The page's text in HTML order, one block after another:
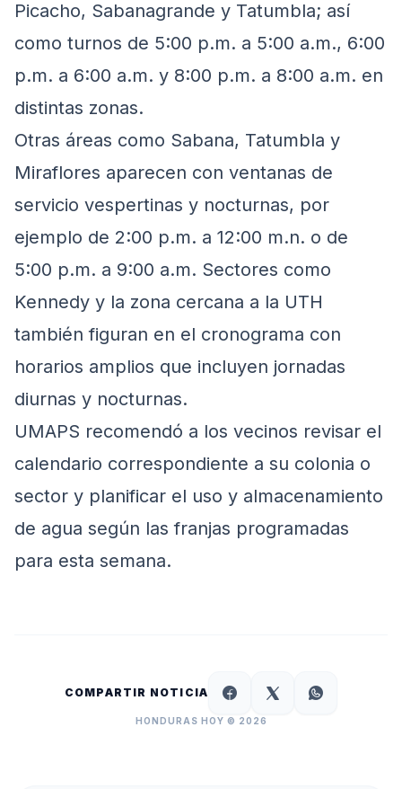
Picacho, Sabanagrande y Tatumbla; así
como turnos de 5:00 p.m. a 5:00 a.m., 6:00
p.m. a 6:00 a.m. y 8:00 p.m. a 8:00 a.m. en
distintas zonas.
Otras áreas como Sabana, Tatumbla y
Miraflores aparecen con ventanas de
servicio vespertinas y nocturnas, por
ejemplo de 2:00 p.m. a 12:00 m.n. o de
5:00 p.m. a 9:00 a.m. Sectores como
Kennedy y la zona cercana a la UTH
también figuran en el cronograma con
horarios amplios que incluyen jornadas
diurnas y nocturnas.
UMAPS recomendó a los vecinos revisar el
calendario correspondiente a su colonia o
sector y planificar el uso y almacenamiento
de agua según las franjas programadas
para esta semana.
COMPARTIR NOTICIA
HONDURAS HOY © 2026